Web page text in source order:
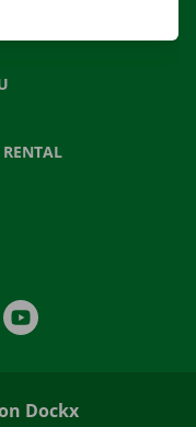
Dockx